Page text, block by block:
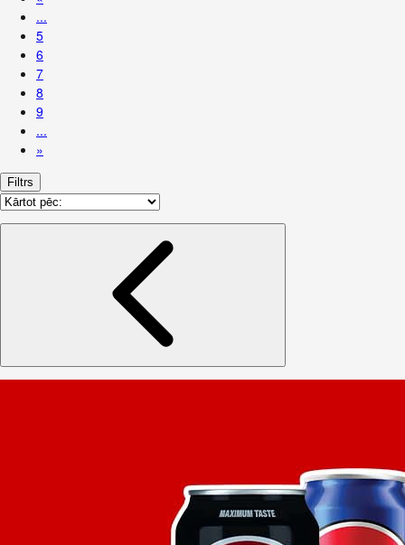
...
5
6
7
8
9
...
»
Filtrs